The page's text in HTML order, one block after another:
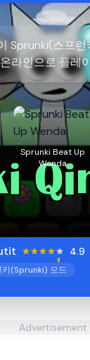
Sprunki(스프
라인으로 플레
Sprunki Beat Up
Wenda
4.9
키(Sprunki) 모드
Advertisement